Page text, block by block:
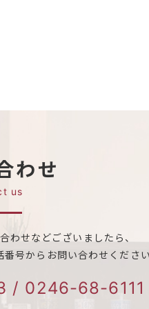
わせ
us
わせなどございましたら、
番号からお問い合わせくださ
/ 0246-68-6111